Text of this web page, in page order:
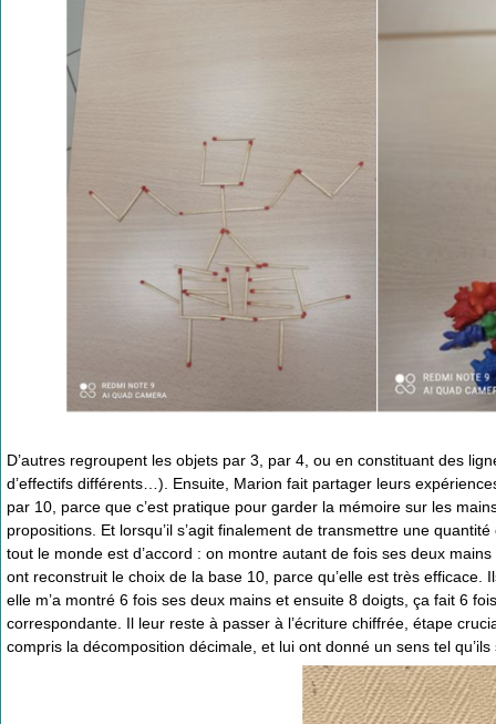
D’autres regroupent les objets par 3, par 4, ou en constituant des
d’effectifs différents…). Ensuite, Marion fait partager leurs
par 10, parce que c’est pratique pour garder la mémoire sur les
propositions. Et lorsqu’il s’agit finalement de transmettre une
tout le monde est d’accord : on montre autant de fois ses deux
ont reconstruit le choix de la base 10, parce qu’elle est très
elle m’a montré 6 fois ses deux mains et ensuite 8 doigts, ça fait 6
correspondante. Il leur reste à passer à l’écriture chiffrée, étape
compris la décomposition décimale, et lui ont donné un sens tel